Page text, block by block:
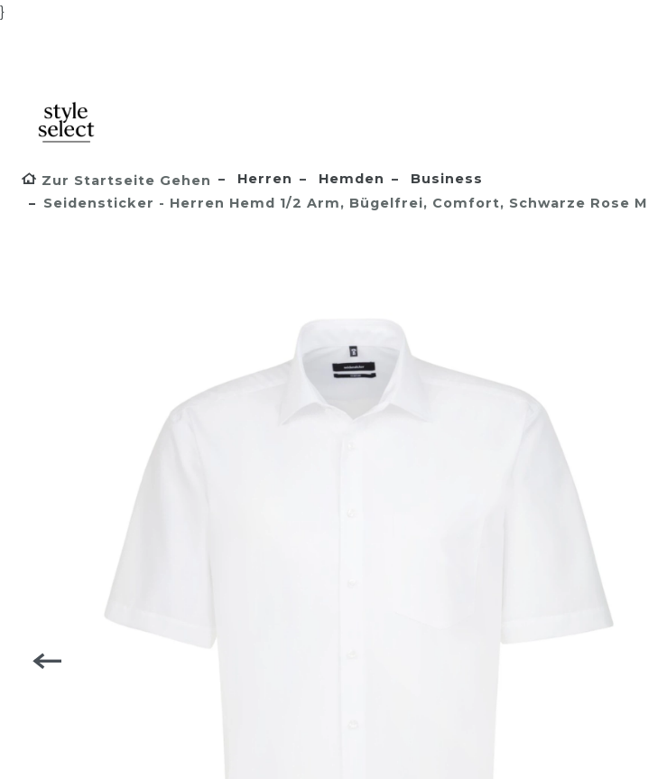
}
Zur Startseite Gehen Herren Hemden
Business
Seidensticker - Herren Hemd 1/2 Arm, Bügelfrei, Comfort, Schwarze Rose